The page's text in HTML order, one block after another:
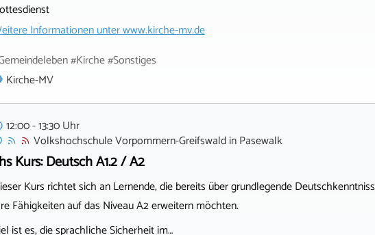
Informationen unterwww.kirche-mv.de
#Kirche #Sonstiges
Kirche-MV
12:00 - 13:30 Uhr
Volkshochschule Vorpommern-GreifswaldinPasewalk
Kurs: Deutsch A1.2 / A2
Kurs richtet sich an Lernende, die bereits über grundlegende
Fähigkeiten auf das Niveau A2 erweitern möchten.
ist es, die sprachliche Sicherheit im…